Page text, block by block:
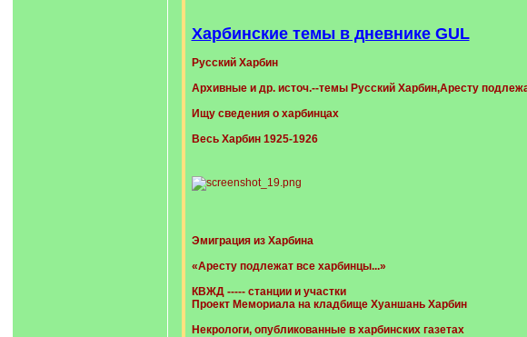
Харбинские темы в дневнике GUL
Русский Харбин
Архивные и др. источ.--темы Русский Харбин,Аресту
Ищу сведения о харбинцах
Весь Харбин 1925-1926
Эмиграция из Харбина
«Аресту подлежат все харбинцы...»
КВЖД ----- станции и участки
Проект Мемориала на кладбище Хуаншань Харбин
Некрологи, опубликованные в харбинских газетах